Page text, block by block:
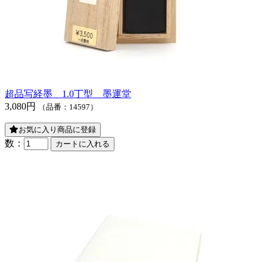
超品写経墨 1.0丁型 墨運堂
3,080円
（品番：14597）
お気に入り商品に登録
数：